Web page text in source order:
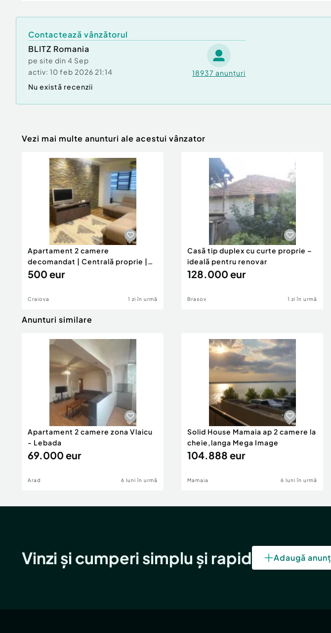
Contactează vânzătorul
BLITZ Romania
pe site din 4 Sep
activ: 10 feb 2026 21:14 18937 anunțuri
Nu există recenzii
Vezi mai multe anunturi ale acestui vânzator
Apartament 2 camere
decomandat | Centrală proprie |
60 mp |
500 eur
Craiova 1 zi în urmă
Casă tip duplex cu curte proprie –
ideală pentru renovar
128.000 eur
Brasov 1 zi în urmă
Anunturi similare
Apartament 2 camere zona Vlaicu
- Lebada
69.000 eur
Arad 6 luni în urmă
Solid House Mamaia ap 2 camere la
cheie,langa Mega Image
104.888 eur
Mamaia 6 luni în urmă
Vinzi și cumperi simplu și rapid Adaugă anunț